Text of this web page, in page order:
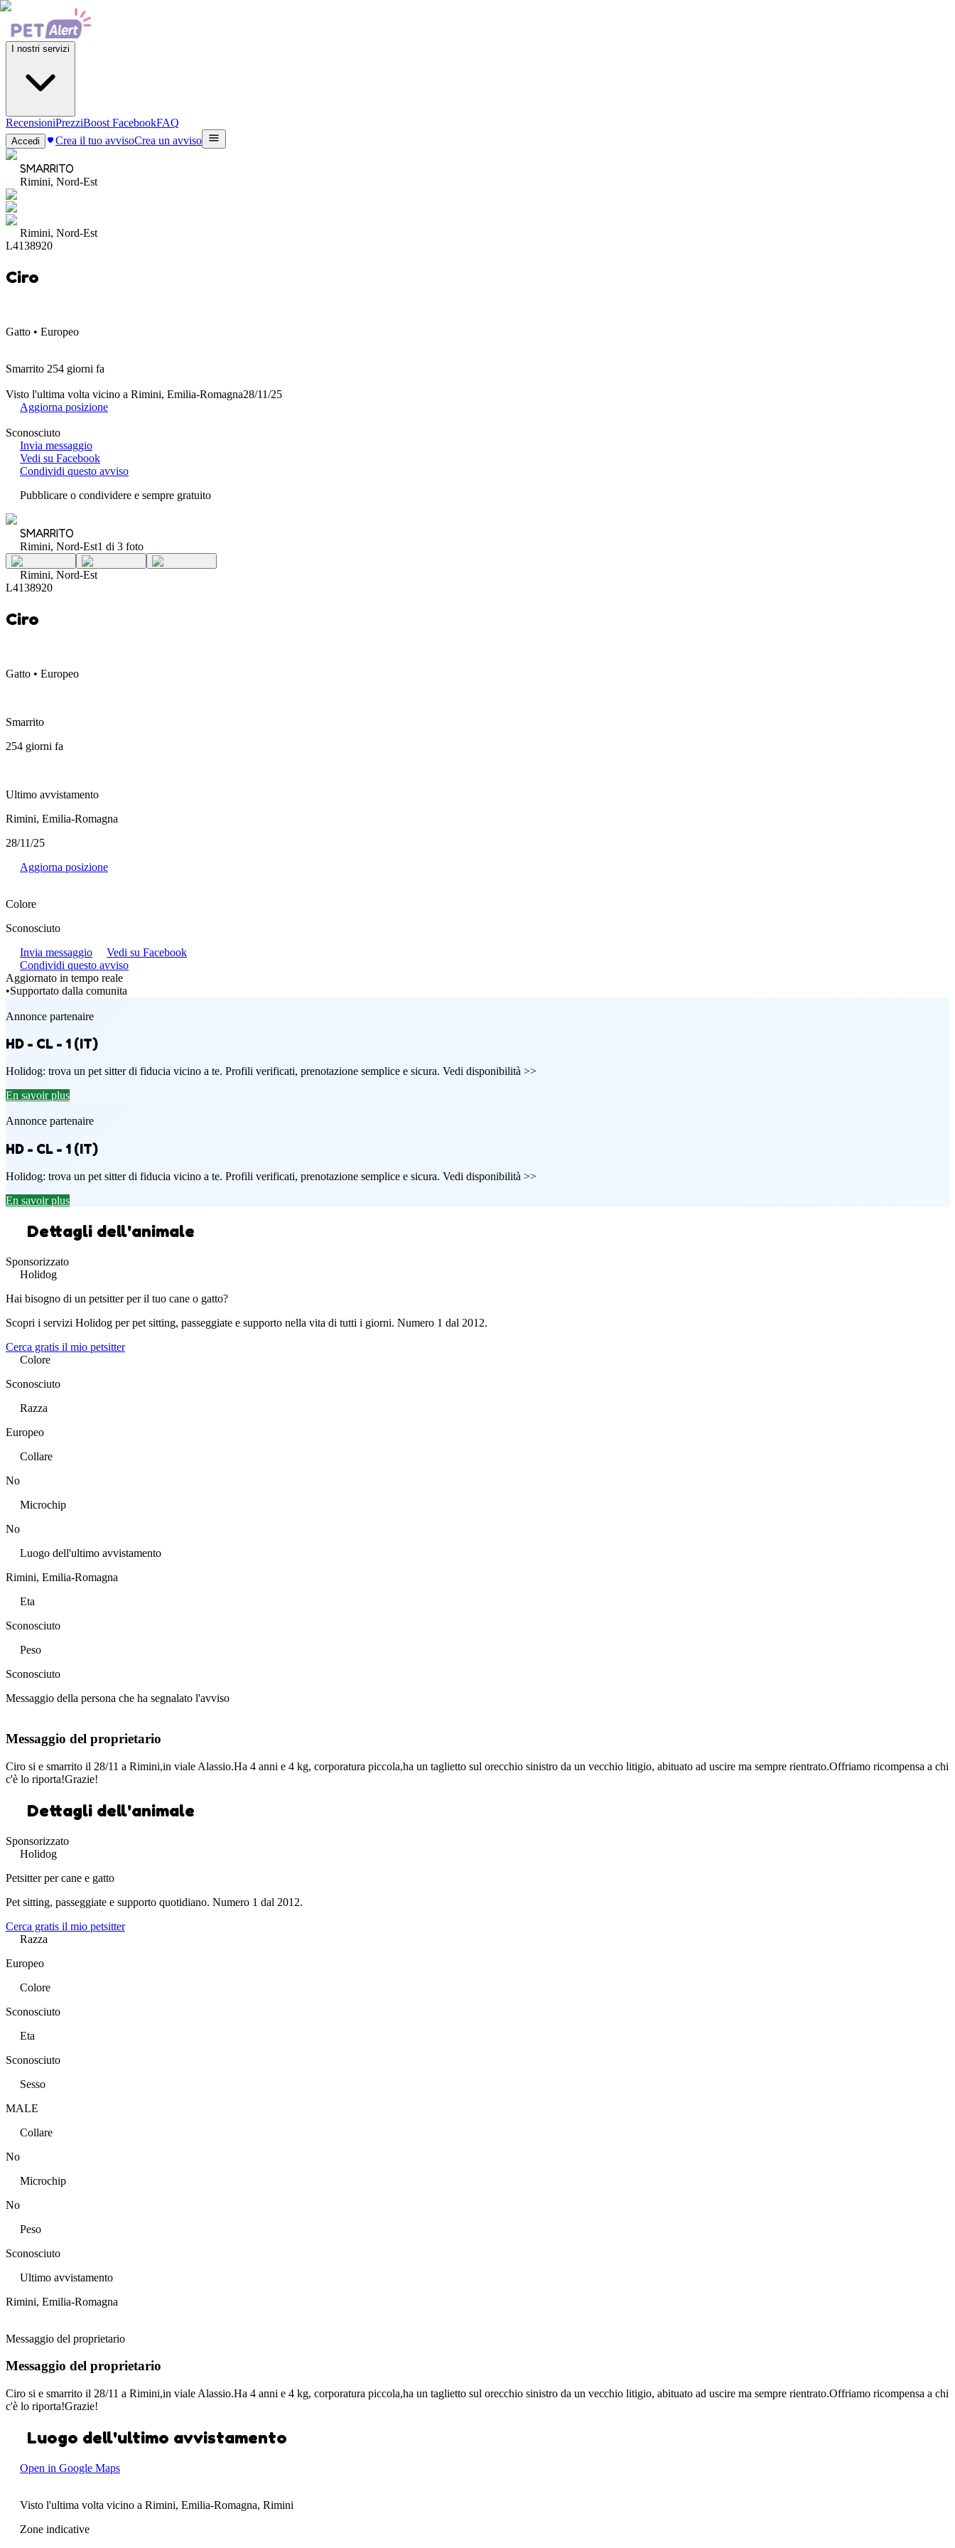
I nostri servizi
RecensioniPrezziBoost FacebookFAQ
Accedi Crea il tuo avvisoCrea un avviso
SMARRITO
Rimini, Nord-Est
Rimini, Nord-Est
L4138920
Ciro
Gatto • Europeo
Smarrito 254 giorni fa
Visto l'ultima volta vicino a Rimini, Emilia-Romagna28/11/25
Aggiorna posizione
Sconosciuto
Invia messaggio
Vedi su Facebook
Condividi questo avviso
Pubblicare o condividere e sempre gratuito
SMARRITO
Rimini, Nord-Est1 di 3 foto
Rimini, Nord-Est
L4138920
Ciro
Gatto • Europeo
Smarrito
254 giorni fa
Ultimo avvistamento
Rimini, Emilia-Romagna
28/11/25
Aggiorna posizione
Colore
Sconosciuto
Invia messaggio
Vedi su Facebook
Condividi questo avviso
Aggiornato in tempo reale
•Supportato dalla comunita
Annonce partenaire
HD - CL - 1 (IT)
Holidog: trova un pet sitter di fiducia vicino a te. Profili verificati, prenotazione semplice e sicura. Vedi disponibilità >>
En savoir plus
Annonce partenaire
HD - CL - 1 (IT)
Holidog: trova un pet sitter di fiducia vicino a te. Profili verificati, prenotazione semplice e sicura. Vedi disponibilità >>
En savoir plus
Dettagli dell'animale
Sponsorizzato
Holidog
Hai bisogno di un petsitter per il tuo cane o gatto?
Scopri i servizi Holidog per pet sitting, passeggiate e supporto nella vita di tutti i giorni. Numero 1 dal 2012.
Cerca gratis il mio petsitter
Colore
Sconosciuto
Razza
Europeo
Collare
No
Microchip
No
Luogo dell'ultimo avvistamento
Rimini, Emilia-Romagna
Eta
Sconosciuto
Peso
Sconosciuto
Messaggio della persona che ha segnalato l'avviso
Messaggio del proprietario
Ciro si e smarrito il 28/11 a Rimini,in viale Alassio.Ha 4 anni e 4 kg, corporatura piccola,ha un taglietto sul orecchio sinistro da un vecchio litigio, abituato ad uscire ma sempre rientrato.Offriamo ricompensa a chi
c'è lo riporta!Grazie!
Dettagli dell'animale
Sponsorizzato
Holidog
Petsitter per cane e gatto
Pet sitting, passeggiate e supporto quotidiano. Numero 1 dal 2012.
Cerca gratis il mio petsitter
Razza
Europeo
Colore
Sconosciuto
Eta
Sconosciuto
Sesso
MALE
Collare
No
Microchip
No
Peso
Sconosciuto
Ultimo avvistamento
Rimini, Emilia-Romagna
Messaggio del proprietario
Messaggio del proprietario
Ciro si e smarrito il 28/11 a Rimini,in viale Alassio.Ha 4 anni e 4 kg, corporatura piccola,ha un taglietto sul orecchio sinistro da un vecchio litigio, abituato ad uscire ma sempre rientrato.Offriamo ricompensa a chi
c'è lo riporta!Grazie!
Luogo dell'ultimo avvistamento
Open in Google Maps
Visto l'ultima volta vicino a Rimini, Emilia-Romagna, Rimini
Zone indicative